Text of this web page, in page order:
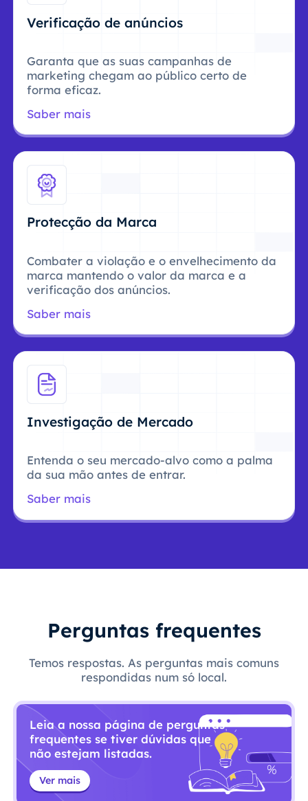
Verificação de anúncios
Garanta que as suas campanhas de
marketing chegam ao público certo de
forma eficaz.
Saber mais
Protecção da Marca
Combater a violação e o envelhecimento da
marca mantendo o valor da marca e a
verificação dos anúncios.
Saber mais
Investigação de Mercado
Entenda o seu mercado-alvo como a palma
da sua mão antes de entrar.
Saber mais
Perguntas frequentes
Temos respostas. As perguntas mais comuns
respondidas num só local.
Leia a nossa página de perguntas
frequentes se tiver dúvidas que
não estejam listadas.
Ver mais